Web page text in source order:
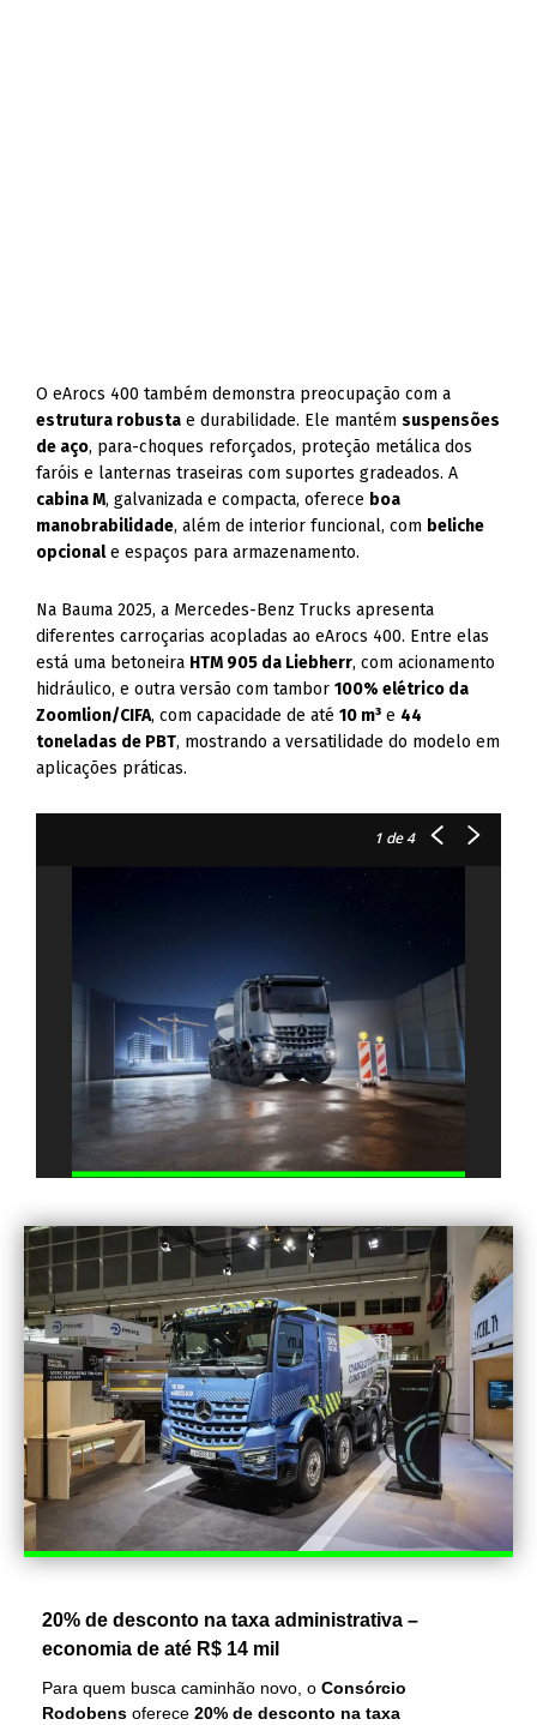
O eArocs 400 também demonstra preocupação com a
estrutura robusta e durabilidade. Ele mantémsuspensões
de aço, para-choques reforçados, proteção metálica dos
faróis e lanternas traseiras com suportes gradeados. A
cabina M, galvanizada e compacta, oferece boa
manobrabilidade, além de interior funcional, com beliche
opcionale espaços para armazenamento.
Na Bauma 2025, a Mercedes-Benz Trucks apresenta
diferentes carroçarias acopladas ao eArocs 400. Entre elas
está uma betoneira HTM 905 da Liebherr, com acionamento
hidráulico, e outra versão com tambor100% elétrico da
Zoomlion/CIFA, com capacidade de até10 m³ e 44
toneladas de PBT, mostrando a versatilidade do modelo em
aplicações práticas.
1de 4
20% de desconto na taxa administrativa –
economia de até R$ 14 mil
Para quem busca caminhão novo, o Consórcio
Rodobens oferece 20% de desconto na taxa